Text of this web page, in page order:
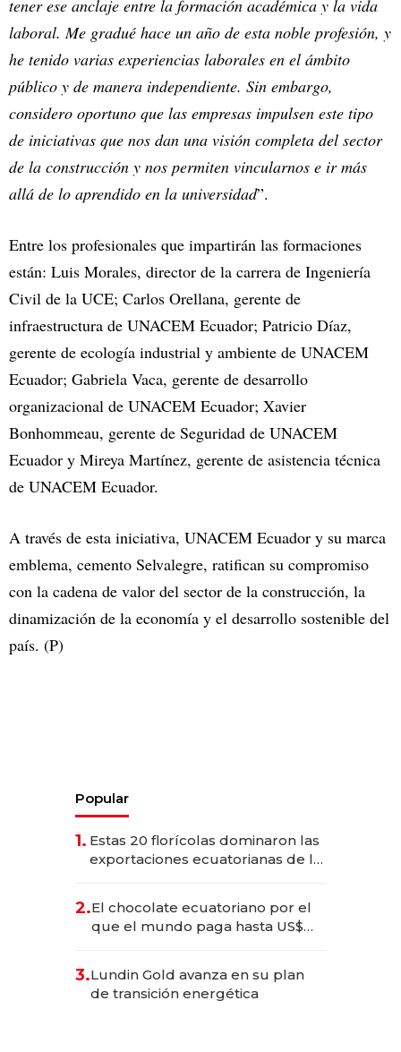
tener ese anclaje entre la formación académica y la vida
laboral. Me gradué hace un año de esta noble profesión, y
he tenido varias experiencias laborales en el ámbito
público y de manera independiente. Sin embargo,
considero oportuno que las empresas impulsen este tipo
de iniciativas que nos dan una visión completa del sector
de la construcción y nos permiten vincularnos e ir más
allá de lo aprendido en la universidad”.
Entre los profesionales que impartirán las formaciones
están: Luis Morales, director de la carrera de Ingeniería
Civil de la UCE; Carlos Orellana, gerente de
infraestructura de UNACEM Ecuador; Patricio Díaz,
gerente de ecología industrial y ambiente de UNACEM
Ecuador; Gabriela Vaca, gerente de desarrollo
organizacional de UNACEM Ecuador; Xavier
Bonhommeau, gerente de Seguridad de UNACEM
Ecuador y Mireya Martínez, gerente de asistencia técnica
de UNACEM Ecuador.
A través de esta iniciativa, UNACEM Ecuador y su marca
emblema, cemento Selvalegre, ratifican su compromiso
con la cadena de valor del sector de la construcción, la
dinamización de la economía y el desarrollo sostenible del
país. (P)
Popular
1. Estas 20 florícolas dominaron las
exportaciones ecuatorianas de la
2.El chocolate ecuatoriano por el
que el mundo paga hasta US$
3.Lundin Gold avanza en su plan
de transición energética